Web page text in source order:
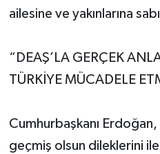
ailesine ve yakınlarına
“DEAŞ’LA GERÇEK
TÜRKİYE MÜCADELE
Cumhurbaşkanı
geçmiş olsun dileklerini